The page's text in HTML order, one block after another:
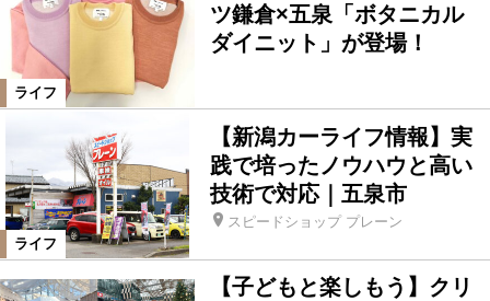
ライフ
ツ鎌倉×五泉「ボタニカル
ダイニット」が登場！
ライフ
【新潟カーライフ情報】実
践で培ったノウハウと高い
技術で対応｜五泉市
スピードショップ プレーン
【子どもと楽しもう】クリ